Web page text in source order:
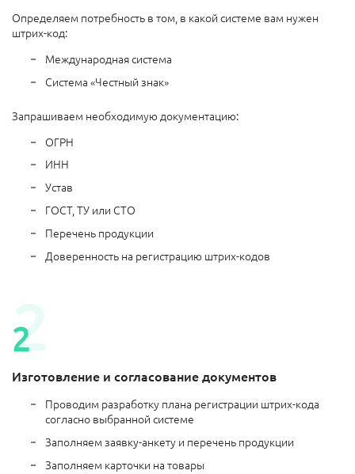
Определяем потребность в том, в какой системе вам нужен
штрих-код:
Международная система
Система «Честный знак»
Запрашиваем необходимую документацию:
ОГРН
ИНН
Устав
ГОСТ, ТУ или СТО
Перечень продукции
Доверенность на регистрацию штрих-кодов
Изготовление и согласование документов
Проводим разработку плана регистрации штрих-кода
согласно выбранной системе
Заполняем заявку-анкету и перечень продукции
Заполняем карточки на товары